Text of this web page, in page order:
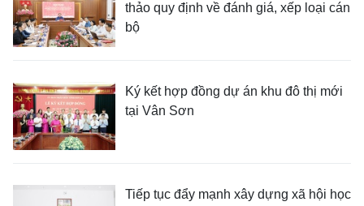
thảo quy định về đánh giá, xếp loại cán
bộ
Ký kết hợp đồng dự án khu đô thị mới
tại Vân Sơn
Tiếp tục đẩy mạnh xây dựng xã hội học